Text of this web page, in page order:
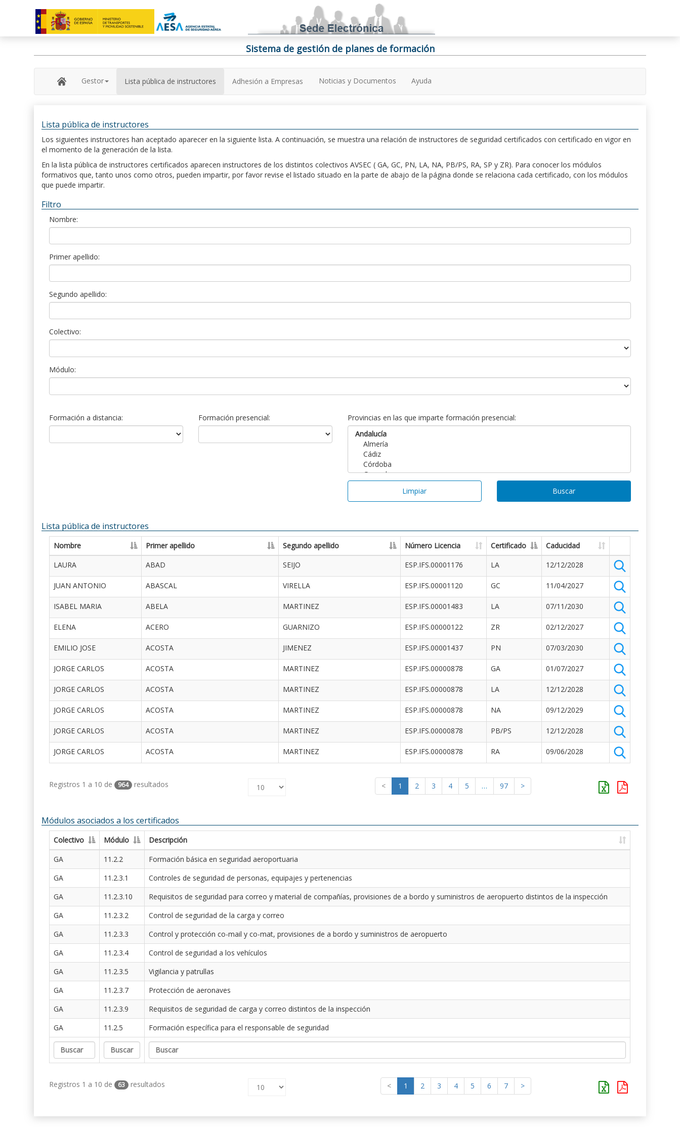
Sistema de gestión de planes de formación
Gestor Lista pública de instructores Adhesión a Empresas Noticias y Documentos Ayuda
Lista pública de instructores
Los siguientes instructores han aceptado aparecer en la siguiente lista. A continuación, se muestra una relación de instructores de seguridad certificados con certificado en vigor en
el momento de la generación de la lista.
En la lista pública de instructores certificados aparecen instructores de los distintos colectivos AVSEC ( GA, GC, PN, LA, NA, PB/PS, RA, SP y ZR). Para conocer los módulos
formativos que, tanto unos como otros, pueden impartir, por favor revise el listado situado en la parte de abajo de la página donde se relaciona cada certificado, con los módulos
que puede impartir.
Filtro
Nombre:
Primer apellido:
Segundo apellido:
Colectivo:
Módulo:
Formación a distancia: Formación presencial: Provincias en las que imparte formación presencial:
Limpiar Buscar
Lista pública de instructores
Nombre Primer apellido Segundo apellido Número Licencia Certificado
Caducidad
LAURA
ABAD SEIJO ESP.IFS.00001176 LA 12/12/2028
JUAN ANTONIO ABASCAL VIRELLA ESP.IFS.00001120 GC 11/04/2027
ISABEL MARIA ABELA MARTINEZ ESP.IFS.00001483 LA 07/11/2030
ELENA ACERO GUARNIZO ESP.IFS.00000122 ZR 02/12/2027
EMILIO JOSE ACOSTA JIMENEZ ESP.IFS.00001437 PN 07/03/2030
JORGE CARLOS ACOSTA MARTINEZ ESP.IFS.00000878 GA 01/07/2027
JORGE CARLOS ACOSTA MARTINEZ ESP.IFS.00000878 LA 12/12/2028
JORGE CARLOS ACOSTA MARTINEZ ESP.IFS.00000878 NA 09/12/2029
JORGE CARLOS ACOSTA MARTINEZ ESP.IFS.00000878 PB/PS 12/12/2028
JORGE CARLOS ACOSTA MARTINEZ ESP.IFS.00000878 RA 09/06/2028
Registros 1 a 10 de 964 resultados < 1 2 3 4 5 … 97 >
Módulos asociados a los certificados
Colectivo Módulo
Descripción
GA
11.2.2
Formación básica en seguridad aeroportuaria
GA
11.2.3.1
Controles de seguridad de personas, equipajes y pertenencias
GA
11.2.3.10
Requisitos de seguridad para correo y material de compañías, provisiones de a bordo y suministros de aeropuerto distintos de la inspección
GA
11.2.3.2
Control de seguridad de la carga y correo
GA
11.2.3.3
Control y protección co-mail y co-mat, provisiones de a bordo y suministros de aeropuerto
GA
11.2.3.4
Control de seguridad a los vehículos
GA
11.2.3.5
Vigilancia y patrullas
GA
11.2.3.7
Protección de aeronaves
GA
11.2.3.9
Requisitos de seguridad de carga y correo distintos de la inspección
GA
11.2.5 Formación específica para el responsable de seguridad
Registros 1 a 10 de 63 resultados < 1 2 3 4 5 6 7 >